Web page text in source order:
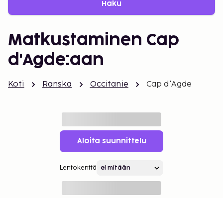
Haku
Matkustaminen Cap
d'Agde:aan
Koti Ranska Occitanie Cap d'Agde
Aloita suunnittelu
Lentokenttä